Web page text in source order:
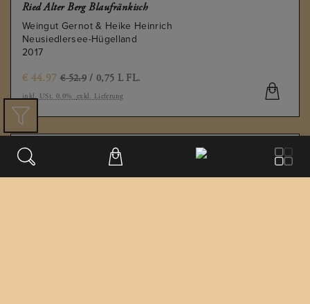
Ried Alter Berg Blaufränkisch
Weingut Gernot & Heike Heinrich
Neusiedlersee-Hügelland
2017
€ 44.97 € 52.9 / 0,75 L FL.
inkl. USt. 0.0% exkl. Lieferung